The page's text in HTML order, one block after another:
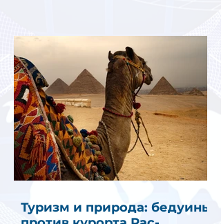
Туризм и природа: бедуины